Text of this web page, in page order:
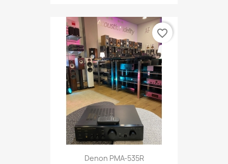
Denon PMA-535R
favorite_border